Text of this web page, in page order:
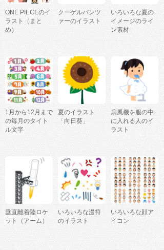
ONE PIECEのイ
ラスト（まと
め）
クーゲルパンツ
ァーのイラスト
いろいろな夏の
イメージのライ
ン素材
1月から12月まで
の毎月のタイト
ル文字
夏のイラスト
「向日葵」
扇風機を服の中
に入れる人のイ
ラスト
垂直離着陸ロケ
ット（アーム）
いろいろな漫符
のイラスト
いろいろな顔ア
イコン